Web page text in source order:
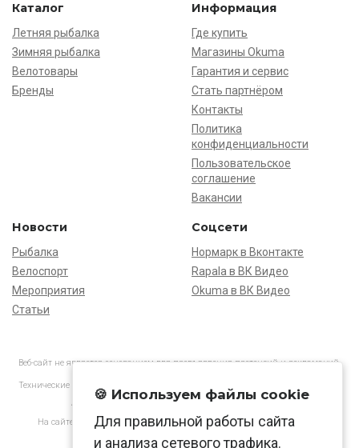
Каталог
Летняя рыбалка
Зимняя рыбалка
Велотовары
Бренды
Информация
Где купить
Магазины Okuma
Гарантия и сервис
Стать партнёром
Контакты
Политика
конфиденциальности
Пользовательское
соглашение
Вакансии
Новости
Рыбалка
Велоспорт
Мероприятия
Статьи
Соцсети
Нормарк в Вконтакте
Rapala в ВК Видео
Okuma в ВК Видео
Веб-сайт не является основанием для предъявления претензий и рекламаций,
Технические характеристики товаров могут отличаться от указанных на сайте.
АО «Нормарк» ИНН 7728172512 ОГРН 1037739603505
На сайте применяютсярекомендательные технологиив соответствии
🍪 Используем файлы cookie
Для правильной работы сайта
и анализа сетевого трафика.